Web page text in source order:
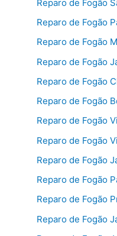
Reparo de Fogão
Reparo de Fogão
Reparo de Fogão
Reparo de Fogão
Reparo de Fogão
Reparo de Fogão
Reparo de Fogão
Reparo de Fogão
Reparo de Fogão
Reparo de Fogão
Reparo de Fogão
Reparo de Fogão